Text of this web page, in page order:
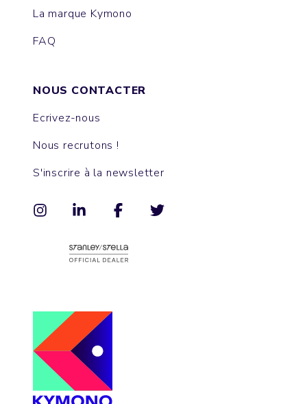
La marque Kymono
FAQ
NOUS CONTACTER
Ecrivez-nous
Nous recrutons !
S'inscrire à la newsletter